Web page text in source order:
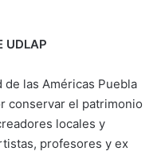
UDLAP
las Américas Puebla
conservar el patrimonio
locales y
profesores y ex